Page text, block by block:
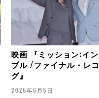
映画 『ミッション:イ
ブル /ファイナル・レ
グ』
2025年6月5日